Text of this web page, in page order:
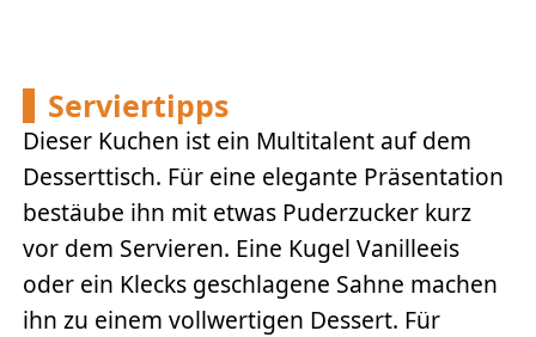
Serviertipps
Dieser Kuchen ist ein Multitalent auf dem
Desserttisch. Für eine elegante Präsentation
bestäube ihn mit etwas Puderzucker kurz
vor dem Servieren. Eine Kugel Vanilleeis
oder ein Klecks geschlagene Sahne machen
ihn zu einem vollwertigen Dessert. Für